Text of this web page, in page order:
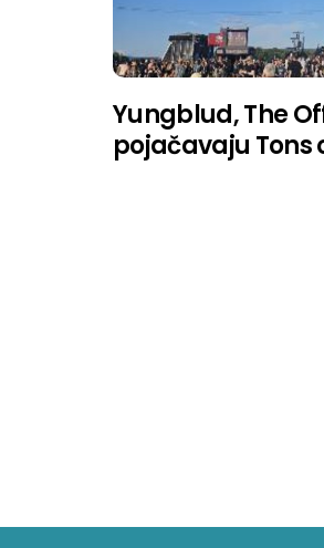
Yungblud, The
pojačavaju Tons